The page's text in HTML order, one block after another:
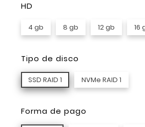
HD
4 gb 8 gb 12 gb 16
Tipo de disco
SSD RAID 1 NVMe RAID 1
Forma de pago